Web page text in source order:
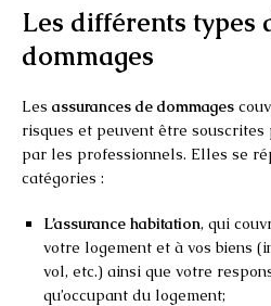
Les différents types
dommages
Les assurances de dommages
risques et peuvent être
par les professionnels. Elles se
catégories :
L’assurance habitation, qui
votre logement et à vos biens
vol, etc.) ainsi que votre
qu’occupant du logement;